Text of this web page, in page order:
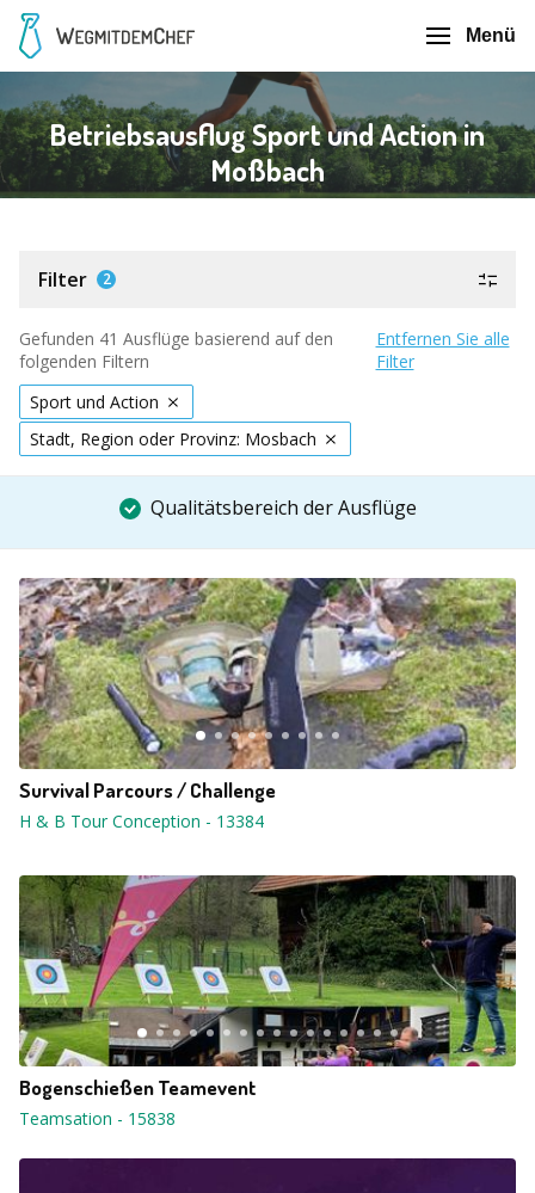
Menü
Betriebsausflug Sport und Action in
Moßbach
Filter 2
Gefunden 41 Ausflüge basierend auf den
folgenden Filtern
Entfernen Sie alle
Filter
Sport und Action
Stadt, Region oder Provinz: Mosbach
Qualitätsbereich der Ausflüge
Survival Parcours / Challenge
H & B Tour Conception - 13384
Bogenschießen Teamevent
Teamsation - 15838